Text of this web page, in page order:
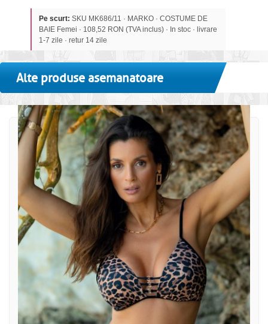
Pe scurt: SKU MK686/11 · MARKO · COSTUME DE
BAIE Femei · 108,52 RON (TVA inclus) · In stoc · livrare
1-7 zile · retur 14 zile
Alte produse asemanatoare